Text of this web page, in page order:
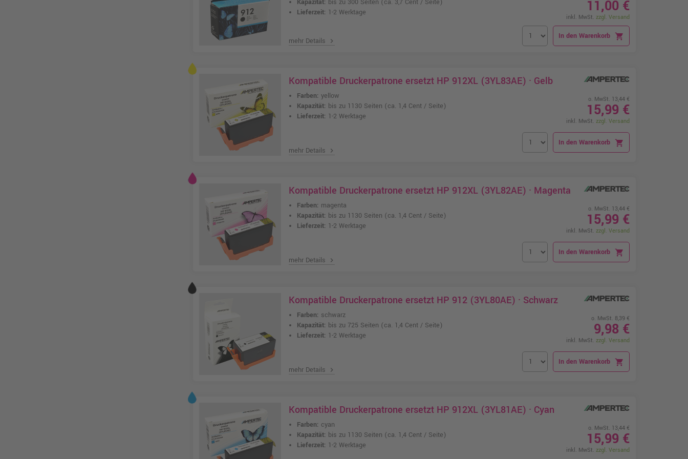
Kapazität: bis zu 300 Seiten (ca. 3,7 Cent / Seite)
Lieferzeit: 1-2 Werktage
mehr Details chevron_right
11,00 €
inkl. MwSt. zzgl. Versand
In den Warenkorb shopping_cart
Kompatible Druckerpatrone ersetzt HP 912XL (3YL83AE) · Gelb
Farben: yellow
Kapazität: bis zu 1130 Seiten (ca. 1,4 Cent / Seite)
Lieferzeit: 1-2 Werktage
mehr Details chevron_right
o. MwSt. 13,44 €
15,99 €
inkl. MwSt. zzgl. Versand
In den Warenkorb shopping_cart
Kompatible Druckerpatrone ersetzt HP 912XL (3YL82AE) · Magenta
Farben: magenta
Kapazität: bis zu 1130 Seiten (ca. 1,4 Cent / Seite)
Lieferzeit: 1-2 Werktage
mehr Details chevron_right
o. MwSt. 13,44 €
15,99 €
inkl. MwSt. zzgl. Versand
In den Warenkorb shopping_cart
Kompatible Druckerpatrone ersetzt HP 912 (3YL80AE) · Schwarz
Farben: schwarz
Kapazität: bis zu 725 Seiten (ca. 1,4 Cent / Seite)
Lieferzeit: 1-2 Werktage
mehr Details chevron_right
o. MwSt. 8,39 €
9,98 €
inkl. MwSt. zzgl. Versand
In den Warenkorb shopping_cart
Kompatible Druckerpatrone ersetzt HP 912XL (3YL81AE) · Cyan
Farben: cyan
Kapazität: bis zu 1130 Seiten (ca. 1,4 Cent / Seite)
Lieferzeit: 1-2 Werktage
o. MwSt. 13,44 €
15,99 €
inkl. MwSt. zzgl. Versand